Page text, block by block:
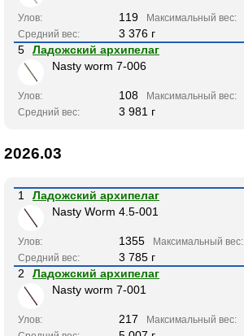
Улов: 119 Максимальный вес:
Средний вес:
3 376 г
5
Ладожский архипелаг
Nasty worm 7-006
Улов: 108 Максимальный вес:
Средний вес: 3 981 г
2026.03
1
Ладожский архипелаг
Nasty Worm 4.5-001
Улов: 1355 Максимальный вес:
Средний вес:
3 785 г
2
Ладожский архипелаг
Nasty worm 7-001
Улов: 217 Максимальный вес: